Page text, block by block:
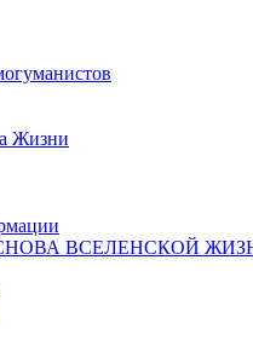
Жизни
ВСЕЛЕНСКОЙ